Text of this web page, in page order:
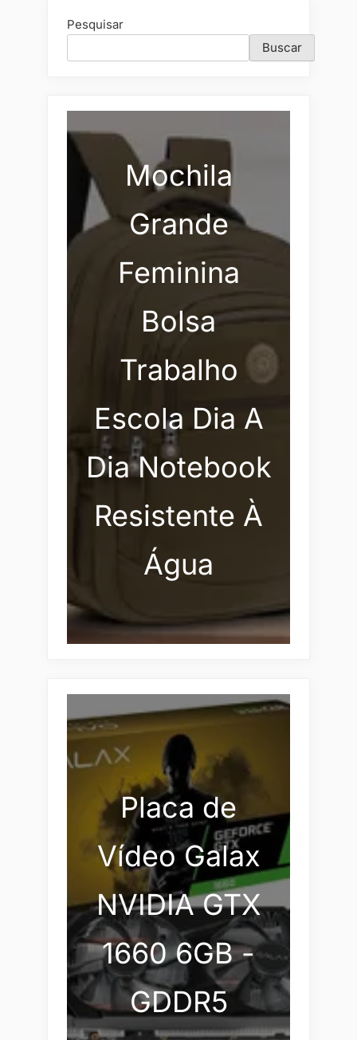
Pesquisar
Buscar
Mochila
Grande
Feminina
Bolsa
Trabalho
Escola Dia A
Dia Notebook
Resistente À
Água
Placa de
Vídeo Galax
NVIDIA GTX
1660 6GB -
GDDR5